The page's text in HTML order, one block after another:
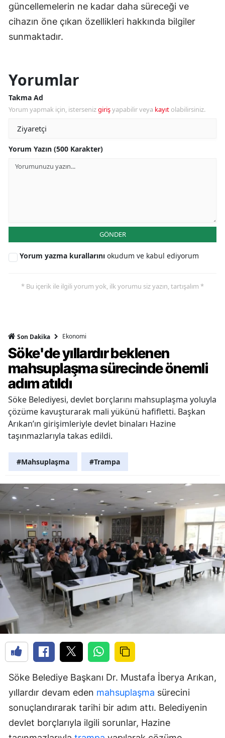
güncellemelerin ne kadar daha süreceği ve
cihazın öne çıkan özellikleri hakkında bilgiler
sunmaktadır.
Yorumlar
Takma Ad
Yorum yapmak için, istersenizgirişyapabilir veya kayıt olabilirsiniz.
Yorum Yazın (500 Karakter)
GÖNDER
Yorum yazma kurallarını okudum ve kabul ediyorum
* Bu içerik ile ilgili yorum yok, ilk yorumu siz yazın, tartışalım *
Son Dakika Ekonomi
Söke'de yıllardır beklenen
mahsuplaşma sürecinde önemli
adım atıldı
Söke Belediyesi, devlet borçlarını mahsuplaşma yoluyla
çözüme kavuşturarak mali yükünü hafifletti. Başkan
Arıkan’ın girişimleriyle devlet binaları Hazine
taşınmazlarıyla takas edildi.
#Mahsuplaşma #Trampa
Söke Belediye Başkanı Dr. Mustafa İberya Arıkan,
yıllardır devam eden mahsuplaşma sürecini
sonuçlandırarak tarihi bir adım attı. Belediyenin
devlet borçlarıyla ilgili sorunlar, Hazine